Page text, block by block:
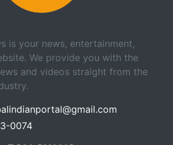
is your news, entertainment,
We provide you with the
and videos straight from the
0074